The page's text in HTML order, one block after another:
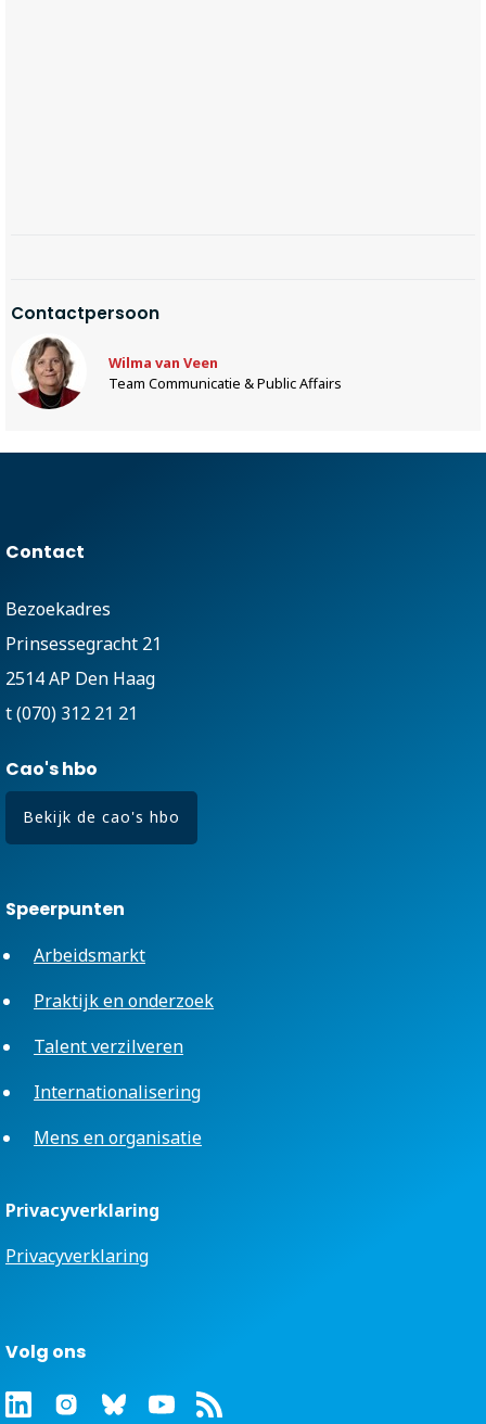
Contactpersoon
Wilma van Veen
Team Communicatie & Public Affairs
Contact
Bezoekadres
Prinsessegracht 21
2514 AP Den Haag
t (070) 312 21 21
Cao's hbo
Bekijk de cao's hbo
Speerpunten
Arbeidsmarkt
Praktijk en onderzoek
Talent verzilveren
Internationalisering
Mens en organisatie
Privacyverklaring
Privacyverklaring
Volg ons